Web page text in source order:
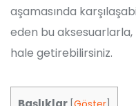
aşamasında
eden bu
hale getirebilirsiniz.